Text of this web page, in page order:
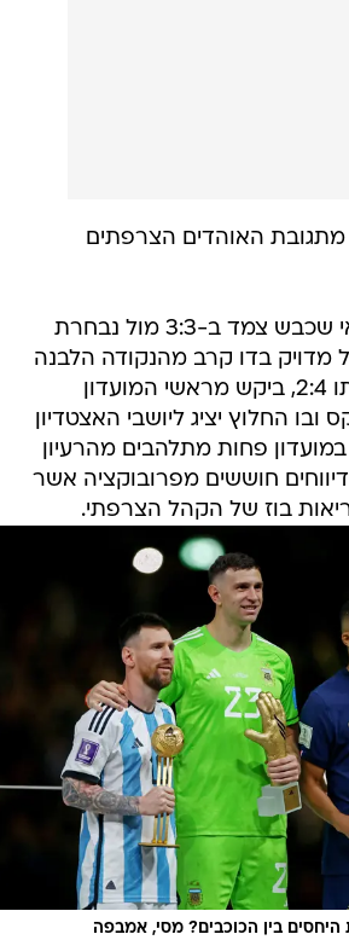
האוהדים הצרפתים
הקפטן הארגנטינאי שכבש צמד ב-3:3 מול נבחרת
מדויק בדו קרב מהנקודה הלבנה
אותו ניצחה נבחרתו 2:4, ביקש מראשי המועדון
החלוץ יציג ליושבי האצטדיון
פחות מתלהבים מהרעיון
חוששים מפרובוקציה אשר
בוז של הקהל הצרפתי.
היחסים בין הכוכבים? מסי, אמבפה